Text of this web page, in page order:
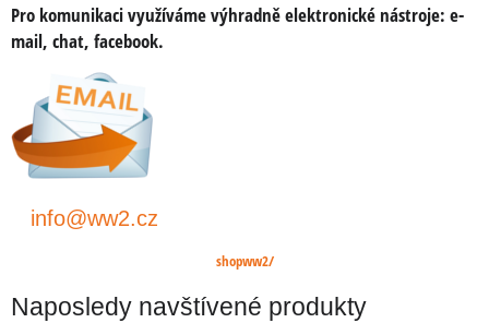
Pro komunikaci využíváme výhradně elektronické nástroje: e-
mail, chat, facebook.
info@ww2.cz
shopww2/
Naposledy navštívené produkty